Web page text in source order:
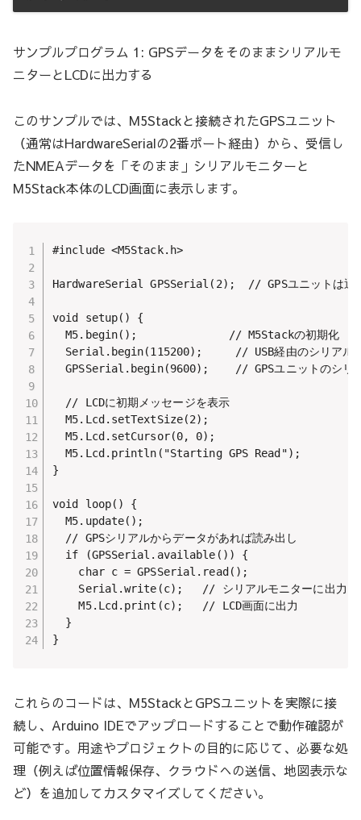
サンプルプログラム 1: GPSデータをそのままシリアルモ
ニターとLCDに出力する
このサンプルでは、M5Stackと接続されたGPSユニット
（通常はHardwareSerialの2番ポート経由）から、受信し
たNMEAデータを「そのまま」シリアルモニターと
M5Stack本体のLCD画面に表示します。
#include <M5Stack.h>
HardwareSerial GPSSerial(2);  // GPSユニットは通常
void setup() {
  M5.begin();              // M5Stackの初期化
Serial.begin(115200);     // USB経由のシリアル
GPSSerial.begin(9600);    // GPSユニットのシリ
  // LCDに初期メッセージを表示
  M5.Lcd.setTextSize(2);
  M5.Lcd.setCursor(0, 0);
  M5.Lcd.println("Starting GPS Read");
}
void loop() {
  M5.update();
  // GPSシリアルからデータがあれば読み出し
  if (GPSSerial.available()) {
    char c = GPSSerial.read();
    Serial.write(c);   // シリアルモニターに出力
    M5.Lcd.print(c);   // LCD画面に出力
  }
}
これらのコードは、M5StackとGPSユニットを実際に接
続し、Arduino IDEでアップロードすることで動作確認が
可能です。用途やプロジェクトの目的に応じて、必要な処
理（例えば位置情報保存、クラウドへの送信、地図表示な
ど）を追加してカスタマイズしてください。